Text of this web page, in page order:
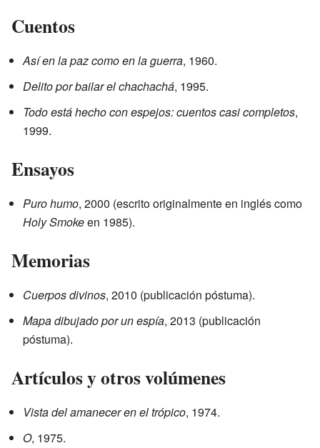
Cuentos
Así en la paz como en la guerra, 1960.
Delito por bailar el chachachá, 1995.
Todo está hecho con espejos: cuentos casi completos,
1999.
Ensayos
Puro humo, 2000 (escrito originalmente en inglés como
Holy Smokeen 1985).
Memorias
Cuerpos divinos, 2010 (publicación póstuma).
Mapa dibujado por un espía, 2013 (publicación
póstuma).
Artículos y otros volúmenes
Vista del amanecer en el trópico, 1974.
O, 1975.